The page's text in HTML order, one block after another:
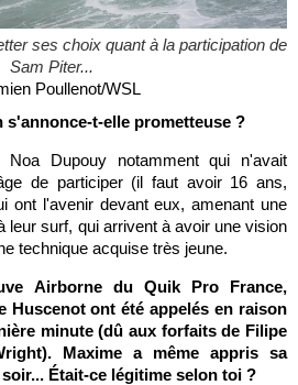
ses choix quant à la participation de
Sam Piter...
Poullenot/WSL
s'annonce-t-elle prometteuse ?
Noa Dupouy notamment qui n'avait
de participer (il faut avoir 16 ans,
ont l'avenir devant eux, amenant une
leur surf, qui arrivent à avoir une vision
technique acquise très jeune.
Airborne du Quik Pro France,
Huscenot ont été appelés en raison
minute (dû aux forfaits de Filipe
Maxime a même appris sa
Était-ce légitime selon toi ?